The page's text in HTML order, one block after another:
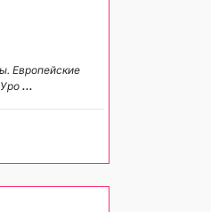
Европейские
...